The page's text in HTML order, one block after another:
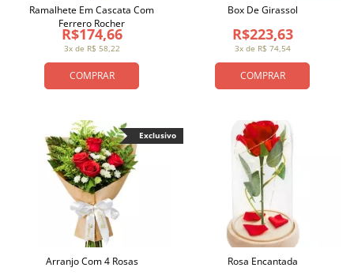
COMPRAR
3x de R$ 58,22
R$174,66
Ramalhete Em Cascata Com
Ferrero Rocher
COMPRAR
3x de R$ 74,54
R$223,63
Box De Girassol
Arranjo Com 4 Rosas
Exclusivo
Rosa Encantada